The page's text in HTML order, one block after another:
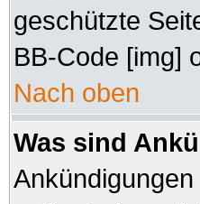
geschützte
BB-Code [img]
Nach oben
Was sind